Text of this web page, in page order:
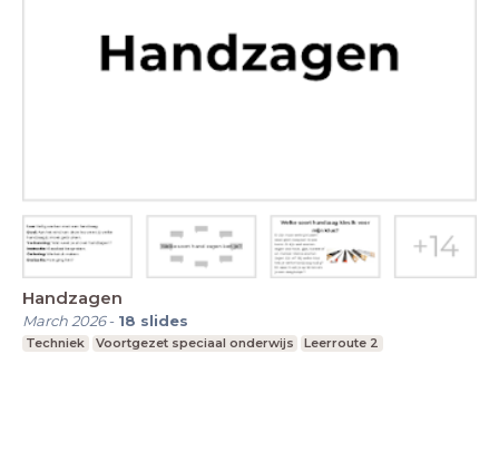
Handzagen
March 2026- 18 slides
Techniek Voortgezet speciaal onderwijs Leerroute 2